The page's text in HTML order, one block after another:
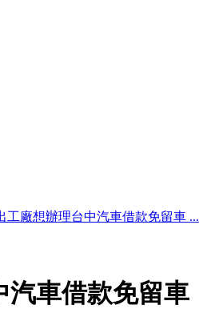
工廠想辦理台中汽車借款免留車 ...
汽車借款免留車